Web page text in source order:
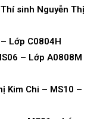
sinh Nguyễn Thị
Lớp C0804H
– Lớp A0808M
Kim Chi – MS10 –